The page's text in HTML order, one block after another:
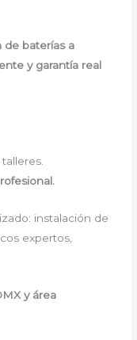
de baterías a
y garantía real
instalación de
expertos,
y área